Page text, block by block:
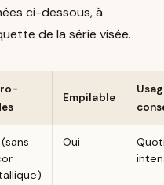
ci-dessous, à
de la série visée.
Empilable
Oui